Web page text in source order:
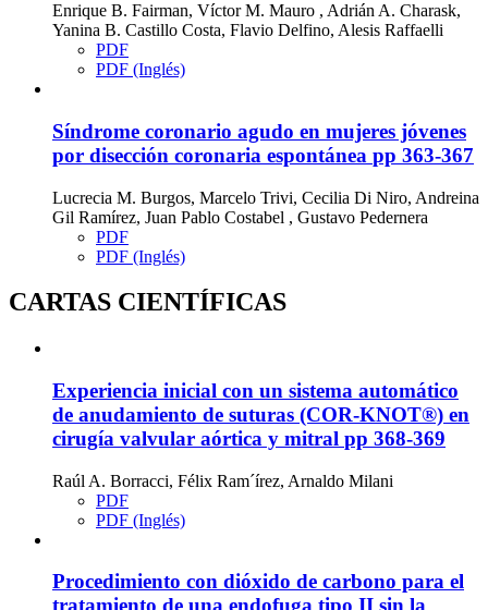
Enrique B. Fairman, Víctor M. Mauro , Adrián A. Charask,
Yanina B. Castillo Costa, Flavio Delfino, Alesis Raffaelli
PDF
PDF (Inglés)
Síndrome coronario agudo en mujeres jóvenes
por disección coronaria espontánea pp 363-367
Lucrecia M. Burgos, Marcelo Trivi, Cecilia Di Niro, Andreina
Gil Ramírez, Juan Pablo Costabel , Gustavo Pedernera
PDF
PDF (Inglés)
CARTAS CIENTÍFICAS
Experiencia inicial con un sistema automático
de anudamiento de suturas (COR-KNOT®) en
cirugía valvular aórtica y mitral pp 368-369
Raúl A. Borracci, Félix Ram´írez, Arnaldo Milani
PDF
PDF (Inglés)
Procedimiento con dióxido de carbono para el